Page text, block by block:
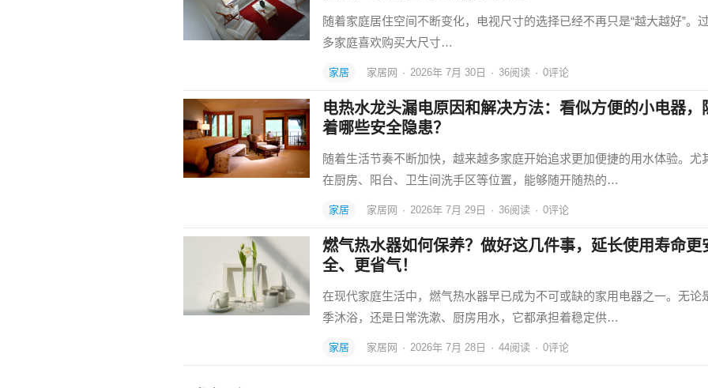
随着家庭居住空间不断变化，电视尺寸的选择已经不再只是“越大越好”。
多家庭喜欢购买大尺寸…
家居 家居网 · 2026年 7月 30日 · 36阅读 · 0评论
电热水龙头漏电原因和解决方法：看似方便的小电器，
着哪些安全隐患？
随着生活节奏不断加快，越来越多家庭开始追求更加便捷的用水体验。尤
在厨房、阳台、卫生间洗手区等位置，能够随开随热的…
家居 家居网 · 2026年 7月 29日 · 36阅读 · 0评论
燃气热水器如何保养？做好这几件事，延长使用寿命更
全、更省气！
在现代家庭生活中，燃气热水器早已成为不可或缺的家用电器之一。无论
季沐浴，还是日常洗漱、厨房用水，它都承担着稳定供…
家居 家居网 · 2026年 7月 28日 · 44阅读 · 0评论